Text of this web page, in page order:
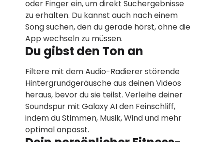
oder Finger ein, um direkt Suchergebnisse
zu erhalten. Du kannst auch nach einem
Song suchen, den du gerade hörst, ohne die
App wechseln zu müssen.
Du gibst den Ton an
Filtere mit dem Audio-Radierer störende
Hintergrundgeräusche aus deinen Videos
heraus, bevor du sie teilst. Verleihe deiner
Soundspur mit Galaxy AI den Feinschliff,
indem du Stimmen, Musik, Wind und mehr
optimal anpasst.